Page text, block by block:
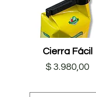
Vista rápida
Cierra Fácil
Precio
$ 3.980,00